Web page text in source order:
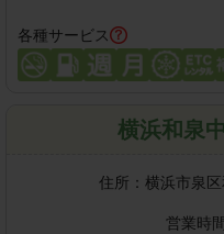
各種サービス
横浜和泉
住所： 横浜市泉
営業時